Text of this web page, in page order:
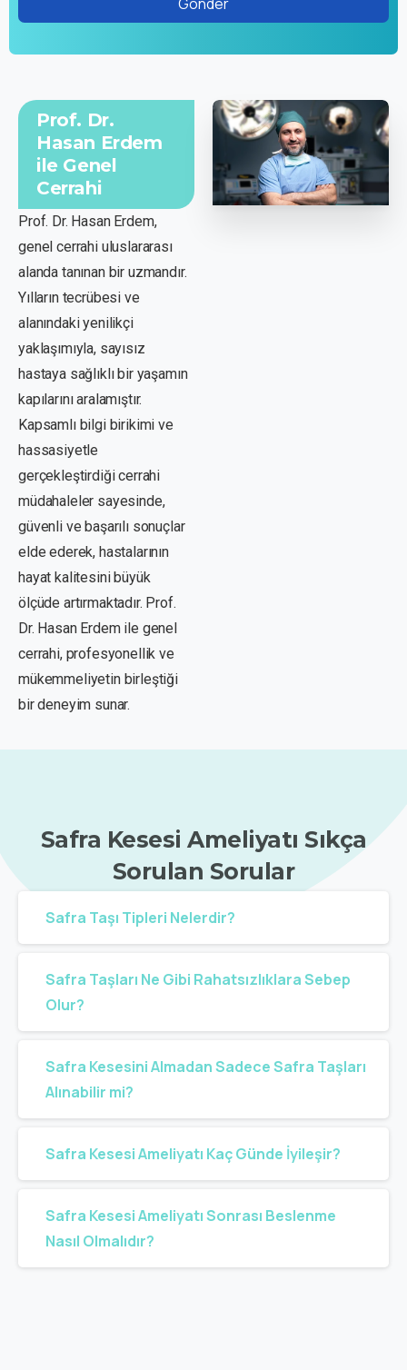
Prof. Dr.
Hasan Erdem
ile Genel
Cerrahi
Prof. Dr. Hasan Erdem,
genel cerrahi uluslararası
alanda tanınan bir uzmandır.
Yılların tecrübesi ve
alanındaki yenilikçi
yaklaşımıyla, sayısız
hastaya sağlıklı bir yaşamın
kapılarını aralamıştır.
Kapsamlı bilgi birikimi ve
hassasiyetle
gerçekleştirdiği cerrahi
müdahaleler sayesinde,
güvenli ve başarılı sonuçlar
elde ederek, hastalarının
hayat kalitesini büyük
ölçüde artırmaktadır. Prof.
Dr. Hasan Erdem ile genel
cerrahi, profesyonellik ve
mükemmeliyetin birleştiği
bir deneyim sunar.
Safra Kesesi Ameliyatı Sıkça
Sorulan Sorular
Safra Taşı Tipleri Nelerdir?
Safra Taşları Ne Gibi Rahatsızlıklara Sebep
Olur?
Safra Kesesini Almadan Sadece Safra Taşları
Alınabilir mi?
Safra Kesesi Ameliyatı Kaç Günde İyileşir?
Safra Kesesi Ameliyatı Sonrası Beslenme
Nasıl Olmalıdır?